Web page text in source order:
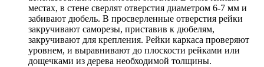
местах, в стене сверлят отверстия диаметром 6-7 мм и
забивают дюбель. В просверленные отверстия рейки
закручивают саморезы, приставив к дюбелям,
закручивают для крепления. Рейки каркаса проверяют
уровнем, и выравнивают до плоскости рейками или
дощечками из дерева необходимой толщины.